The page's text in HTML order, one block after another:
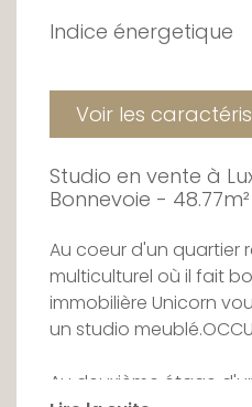
Indice énergetique
Voir les
Studio en vente à
Bonnevoie - 48.77m²
Au coeur d'un quartier
multiculturel où il fait
immobilière Unicorn
un studio
Au deuxième étage